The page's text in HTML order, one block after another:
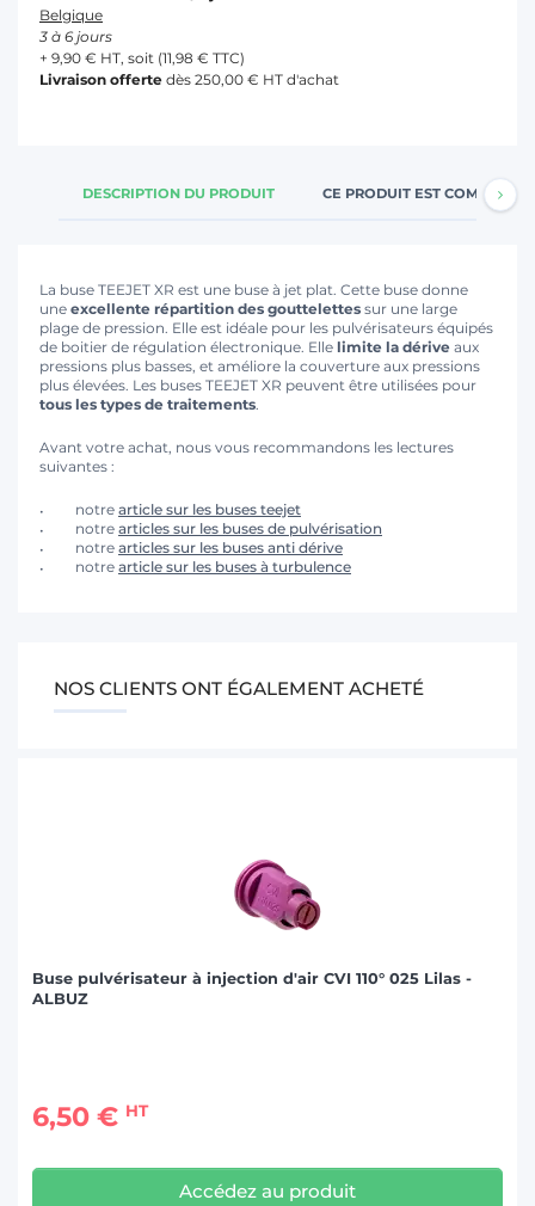
Belgique
3 à 6 jours
+ 9,90 € HT, soit (11,98 € TTC)
Livraison offerte dès 250,00 € HT d'achat
DESCRIPTION DU PRODUIT CE PRODUIT EST
La buse TEEJET XR est une buse à jet plat. Cette buse donne
une excellente répartition des gouttelettes sur une large
plage de pression. Elle est idéale pour les pulvérisateurs équipés
de boitier de régulation électronique. Elle limite la dérive aux
pressions plus basses, et améliore la couverture aux pressions
plus élevées. Les buses TEEJET XR peuvent être utilisées pour
tous les types de traitements
Avant votre achat, nous vous recommandons les lectures
suivantes :
notre article sur les buses teejet
notre articles sur les buses de pulvérisation
notre articles sur les buses anti dérive
notre article sur les buses à turbulence
NOS CLIENTS ONT ÉGALEMENT ACHETÉ
Buse pulvérisateur à injection d'air CVI 110° 025 Lilas -
ALBUZ
6,50 € HT
Accédez au produit